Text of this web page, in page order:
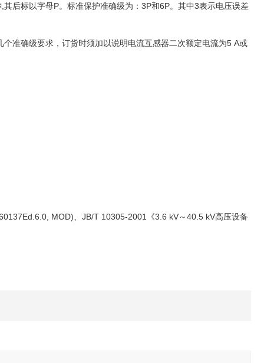
标以字母P。标准保护准确级为：3P和6P。其中3表示电压误差
准确级要求，订货时须加以说明电流互感器二次额定电流为5 A或
MOD)、JB/T 10305-2001《3.6 kV～40.5 kV高压设备